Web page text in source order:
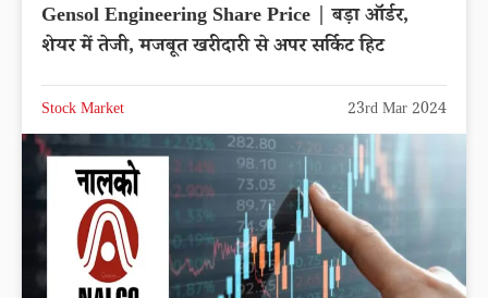
Gensol Engineering Share Price | बड़ा ऑर्डर,
शेयर में तेजी, मजबूत खरीदारी से अपर सर्किट हिट
Stock Market 23rd Mar 2024